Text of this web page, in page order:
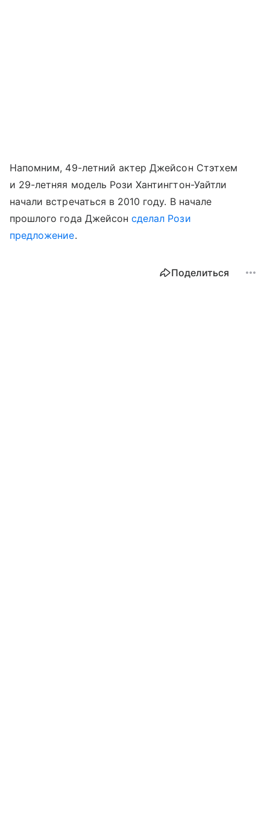
Напомним, 49-летний актер Джейсон Стэтхем
и 29-летняя модель Рози Хантингтон-Уайтли
начали встречаться в 2010 году. В начале
прошлого года Джейсонсделал Рози
предложение.
Поделиться